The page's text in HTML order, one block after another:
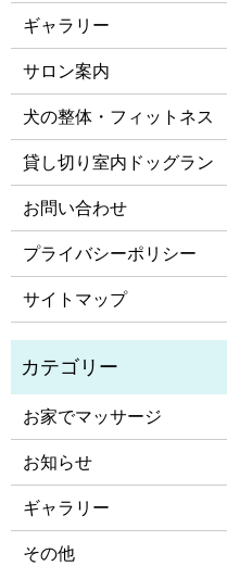
ギャラリー
サロン案内
犬の整体・フィットネス
貸し切り室内ドッグラン
お問い合わせ
プライバシーポリシー
サイトマップ
お家でマッサージ
お知らせ
ギャラリー
その他